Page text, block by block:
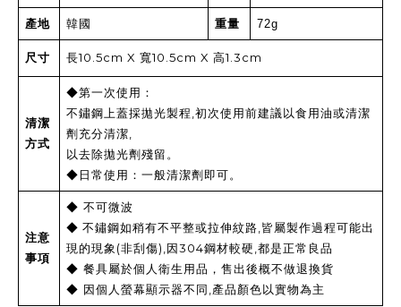
產地 韓國 重量 72g
尺寸 長10.5cm X 寬10.5cm X 高1.3cm
清潔
方式
◆第一次使用：
不鏽鋼上蓋採拋光製程 初次使用前建議以食用油或清潔
劑充分清潔
以去除拋光劑殘留。
◆日常使用：一般清潔劑即可。
注意
事項
◆ 不可微波
◆ 不鏽鋼如稍有不平整或拉伸紋路 皆屬製作過程可能出
現的現象 (非刮傷), 因304鋼材較硬 都是正常良品
◆ 餐具屬於個人衛生用品，售出後概不做退換貨
◆ 因個人螢幕顯示器不同 產品顏色以實物為主